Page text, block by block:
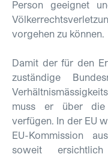
Person geeignet
vorgehen zu können.
Damit der für den
zuständige
muss er über die
verfügen. In der EU
EU-Kommission
soweit